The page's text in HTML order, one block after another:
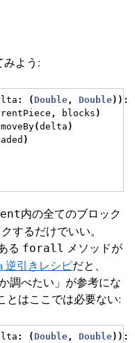
みよう:
: (Double, Double)):
, blocks )
moveBy(delta )
)
内の全てのブロック
するだけでいい。
る forall メソッドが
逆引きレシピだと、
調べたい」が参考にな
とはここでは必要ない:
: (Double, Double)):